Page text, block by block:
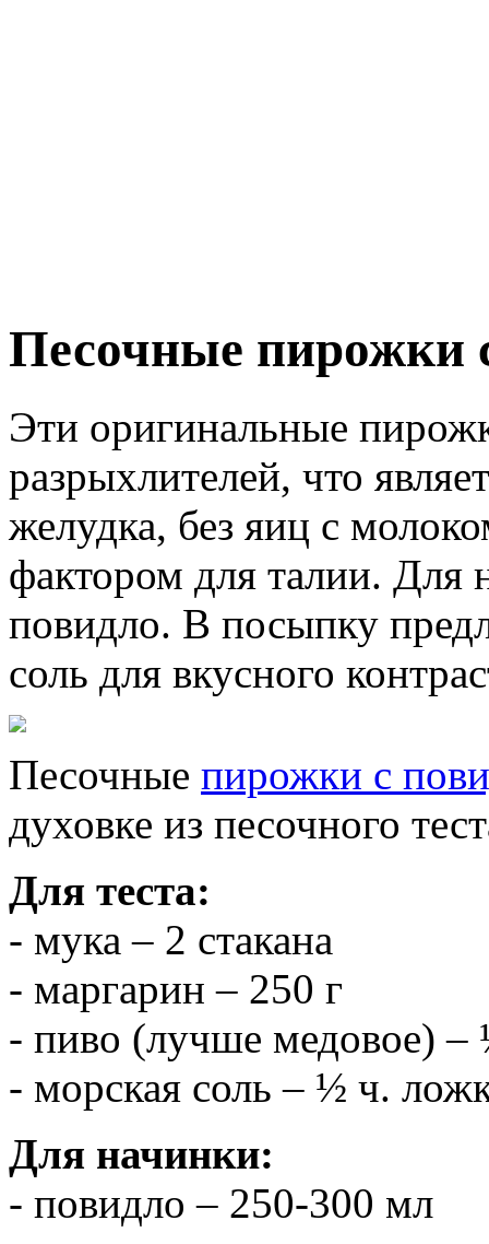
Песочные пирожки
Эти оригинальные
разрыхлителей, что
желудка, без яиц с
фактором для талии. Для
повидло. В посыпку
соль для вкусного
Песочные пирожки с
духовке из песочного
Для теста:
- мука – 2 стакана
- маргарин – 250 г
- пиво (лучше медовое) –
- морская соль – ½ ч.
Для начинки:
- повидло – 250-300 мл